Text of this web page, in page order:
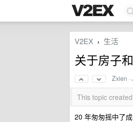
V2EX › 生活
关于房子
Zxien ·
This topic
20 年匆匆摇中了